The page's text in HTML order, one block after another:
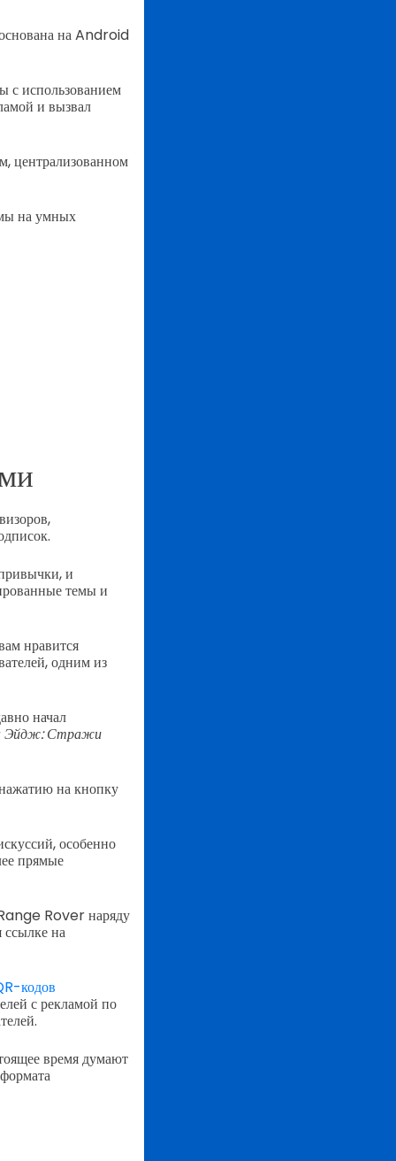
на Android
с использованием
и вызвал
централизованном
на умных
и
темы и
нравится
одним из
начал
Эйдж: Стражи
на кнопку
особенно
прямые
Rover наряду
ссылке на
кодов
с рекламой по
время думают